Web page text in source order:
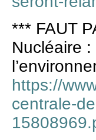
*** FAUT
Nucléaire
https://
centrale-